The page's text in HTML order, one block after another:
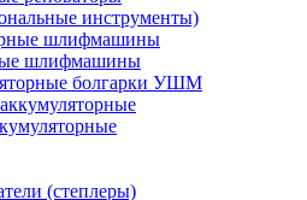
инструменты)
шлифмашины
болгарки УШМ